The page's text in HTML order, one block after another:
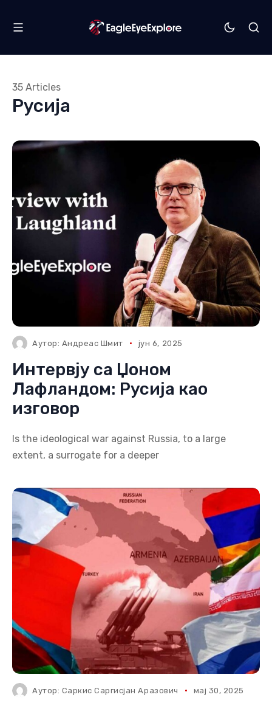
Русија
35 Articles
Аутор: Андреас Шмит јун 6, 2025
Интервју са Џоном
Лафландом: Русија као
изговор
Is the ideological war against Russia, to a large
extent, a surrogate for a deeper
Аутор: Саркис Саргисјан Аразович мај 30, 2025